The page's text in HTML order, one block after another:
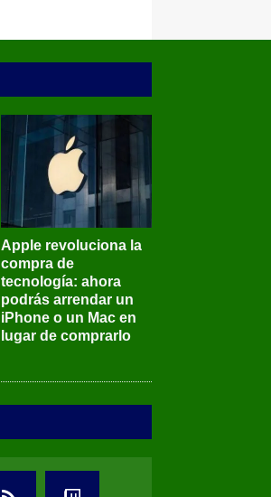
Apple revoluciona la
compra de
tecnología: ahora
podrás arrendar un
iPhone o un Mac en
lugar de comprarlo